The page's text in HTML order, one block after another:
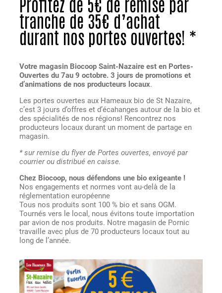
tranche de 35€ d’achat
durant nos portes ouvertes! *
Votre magasin Biocoop Saint-Nazaire est en Portes-
Ouvertes du 7au 9 octobre. 3 jours de promotions et
d’animations de nos producteurs locaux.
Les portes ouvertes aux Hameaux bio de St Nazaire,
c’est 3 jours d’offres et d’écahanges autour de la bio et
des spécialités de nos régions! Rencontrez nos
producteurs locaux durant un moment de partage en
magasin.
* sur remise du flyer de Portes ouvertes, envoyé par
courrier ou distribué en caisse.
Chez Biocoop, nous défendons une bio exigeante !
Nos engagements et normes vont au-delà de la
réglementation européenne
Tous nos produits sont 100 % bio et sans OGM.
Tournés vers le local, nous évitons toute importation
par avion de nos produits. Notre magasin de Pornic
travaille avec plus de 70 producteurs locaux tout au
long de l’année.